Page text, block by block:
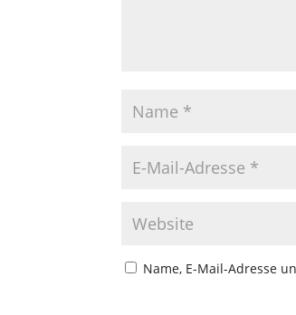
Name, E-Mail-Adresse